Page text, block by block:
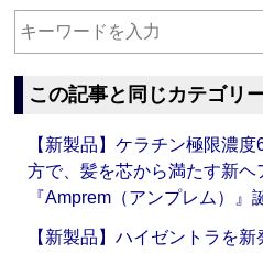
この記事と同じカテゴリ
【新製品】ケラチン極限濃
方で、髪を芯から満たす新ヘ
『Amprem（アンプレム）
【新製品】ハイゼントラを